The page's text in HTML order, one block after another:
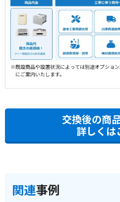
※既設商品や設置状況によっては別途オプショ
にご案内いたします。
交換後の商
詳しくは
関連事例